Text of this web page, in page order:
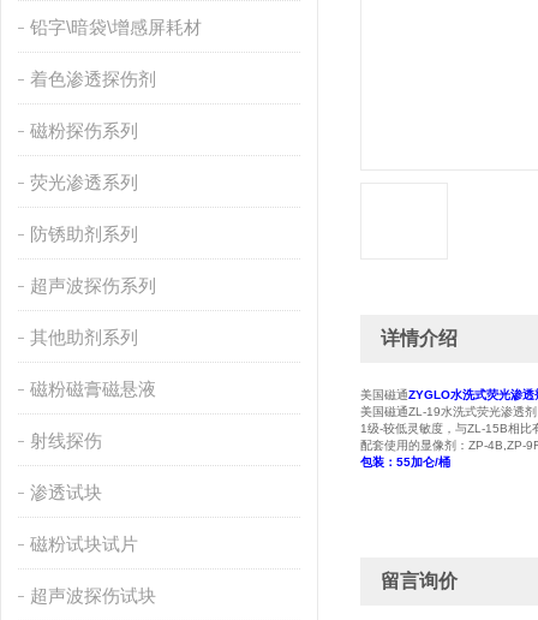
铅字\暗袋\增感屏耗材
着色渗透探伤剂
磁粉探伤系列
荧光渗透系列
防锈助剂系列
超声波探伤系列
其他助剂系列
磁粉磁膏磁悬液
射线探伤
渗透试块
磁粉试块试片
超声波探伤试块
详情介绍
美国磁通ZYGLO水洗式荧光渗透
美国磁通ZL-19水洗式荧光渗透
1级-较低灵敏度，与ZL-15B相比
配套使用的显像剂：ZP-4B,ZP-
包装：55加仑/桶
留言询价